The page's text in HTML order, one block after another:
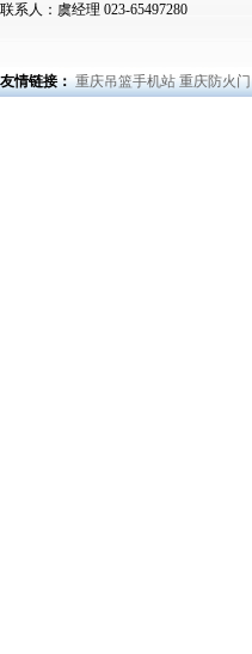
联系人：虞经理 023-65497280
友情链接： 重庆吊篮手机站 重庆防火门